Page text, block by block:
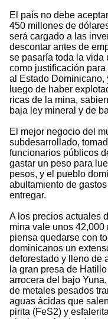
El país no debe
450 millones de
será cargado a las
descontar antes de
se pasaría toda la vida
como justificación
al Estado Dominicano,
luego de haber
ricas de la mina,
baja ley mineral y de
El mejor negocio del
subdesarrollado,
funcionarios públicos
gastar un peso para
pesos, y el pueblo
abultamiento de
entregar.
A los precios actuales
mina vale unos
piensa quedarse con
dominicanos un
deforestado y lleno de
la gran presa de
arrocera del bajo
de metales pesados
aguas ácidas que
pirita (FeS2) y